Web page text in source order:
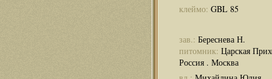
клеймо: GBL 85
зав.: Береснева Н.
питомник: Царская
Россия . Москва